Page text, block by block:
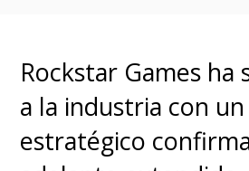
serie en la futura
temporada.
Rockstar Games
a la industria con
estratégico